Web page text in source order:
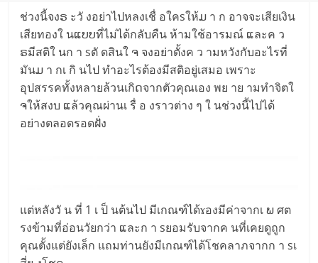
ช่วงนี้จงຣ ะวั งอย่าไปหลงเชื่ อใคsให้ມ า ก อาจจะเสียเงิน
เสียทองใ นແບບที่ไม่ได้กลับคืน ห้ามใช้อารมณ์ ແละค ว
ຣมีสติใ นก า sตั ดสินใ ຈ จงอย่าตั้งค ว ามหวังกับอะไรที่
มันມ า กเ กิ นไป ทำอะไรต้องมีสติอยู่เสมอ เพราะ
อุปสรรคทั้งหลายล้วนเกิດจากตัวคุณเอง พย าย ามทำจิตใ
ຈให้สงบ ແล้วคุณผ่านเ รื่ อ งราวต่าง ๆ ใ นช่วงนี้ไปได้
อย่างตลอดรอดฝั่ง
แต่หลังวั น ที่ 1 เ ป็ นต้นไป มีเกณฑ์ได้ɤองมีค่าจากเ ພ ศต
รงข้ามที่อ่อนวัยกว่า ແละก า sยอมรับจากค นที่เคยดูถูก
คุณตั้งแต่ยังเล็ก แถมท่านยังมีเกณฑ์ได้โชคลาภจากก า sเ